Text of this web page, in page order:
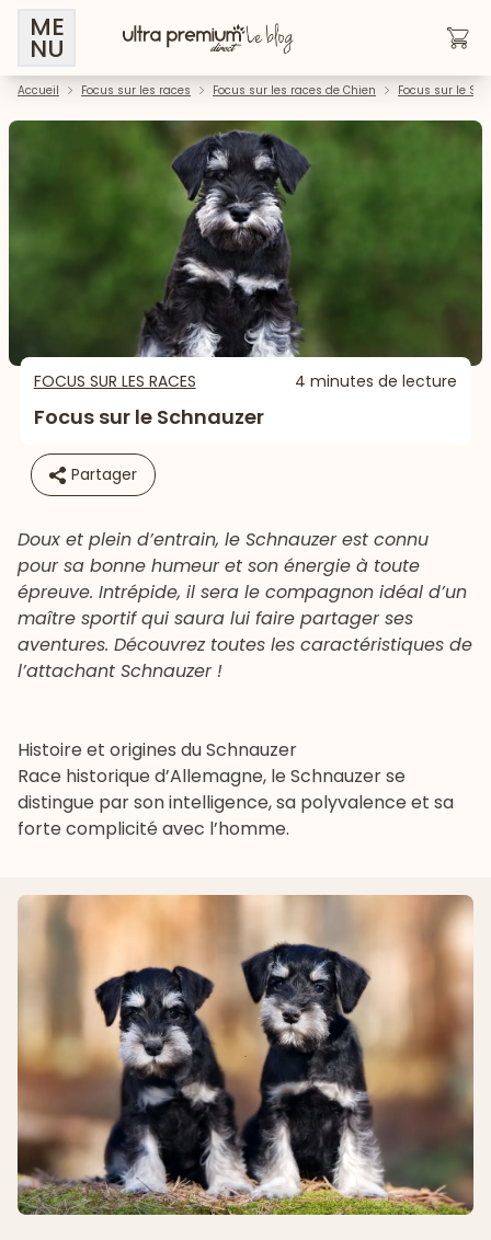
ME
NU
Accueil Focus sur les races Focus sur les races de Chien Focus sur le
FOCUS SUR LES RACES 4 minutes de lecture
Focus sur le Schnauzer
Partager
Doux et plein d’entrain, le Schnauzer est connu
pour sa bonne humeur et son énergie à toute
épreuve. Intrépide, il sera le compagnon idéal d’un
maître sportif qui saura lui faire partager ses
aventures. Découvrez toutes les caractéristiques de
l’attachant Schnauzer !
Histoire et origines du Schnauzer
Race historique d’Allemagne, le Schnauzer se
distingue par son intelligence, sa polyvalence et sa
forte complicité avec l’homme.